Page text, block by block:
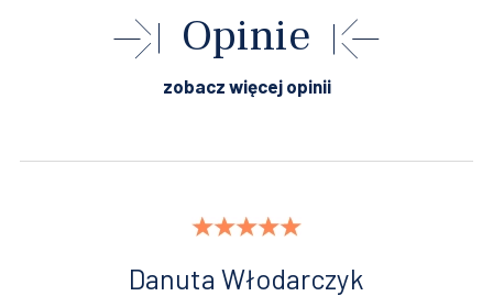
Opinie
zobacz więcej opinii
Danuta Włodarczyk